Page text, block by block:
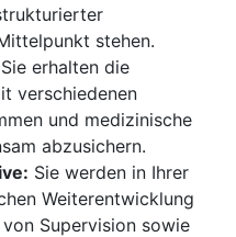
stehen.
Sie erhalten die
verschiedenen
und medizinische
abzusichern.
Sie werden in Ihrer
Weiterentwicklung
Supervision sowie